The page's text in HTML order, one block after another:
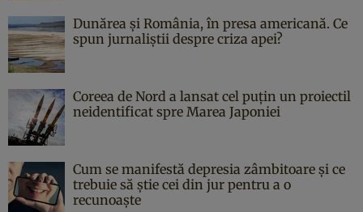
Dunărea și România, în presa americană. Ce
spun jurnaliștii despre criza apei?
Coreea de Nord a lansat cel puțin un proiectil
neidentificat spre Marea Japoniei
Cum se manifestă depresia zâmbitoare și ce
trebuie să știe cei din jur pentru a o
recunoaște